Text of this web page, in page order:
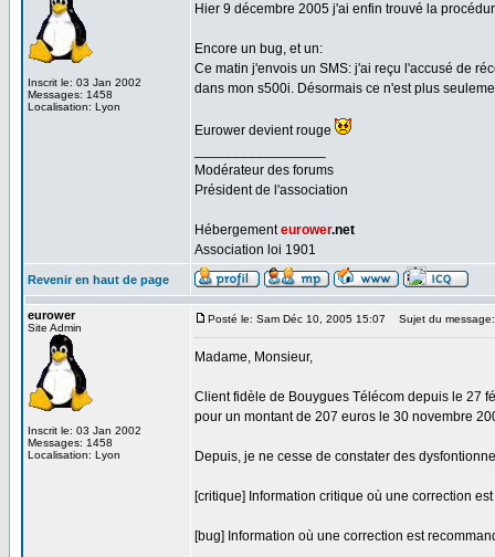
Inscrit le: 03 Jan 2002
Messages: 1458
Localisation: Lyon
Hier 9 décembre 2005 j'ai enfin trouvé la
Encore un bug, et un:
Ce matin j'envois un SMS: j'ai reçu l'accusé de
dans mon s500i. Désormais ce n'est plus
Eurower devient rouge
Modérateur des forums
Président de l'association
Hébergementeurower.net
Association loi 1901
Revenir en haut de page
eurower
Site Admin
Inscrit le: 03 Jan 2002
Messages: 1458
Localisation: Lyon
Posté le: Sam Déc 10, 2005 15:07 Sujet du
Madame, Monsieur,
Client fidèle de Bouygues Télécom depuis le 27
pour un montant de 207 euros le 30 novembre
Depuis, je ne cesse de constater des
[critique] Information critique où une correction
[bug] Information où une correction est